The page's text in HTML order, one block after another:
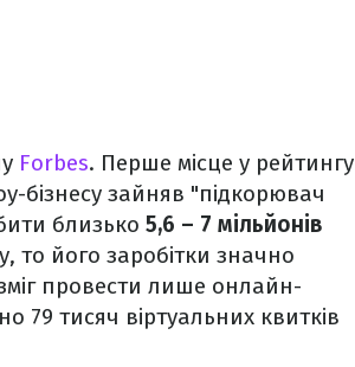
Forbes. Перше місце у рейтингу
бізнесу зайняв "підкорювач
близько 5,6 – 7 мільйонів
то його заробітки значно
провести лише онлайн-
79 тисяч віртуальних квитків